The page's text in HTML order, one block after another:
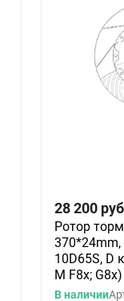
28 200
Ротор
370*24mm,
10D65S, D
M F8x; G8x)
В наличии